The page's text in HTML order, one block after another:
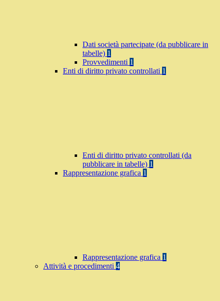
Dati società partecipate (da pubblicare in
tabelle) 1
Provvedimenti 1
Enti di diritto privato controllati 1
Enti di diritto privato controllati (da
pubblicare in tabelle) 1
Rappresentazione grafica 1
Rappresentazione grafica 1
Attività e procedimenti 4